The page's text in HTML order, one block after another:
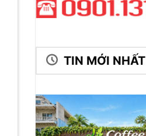
TIN MỚI NHẤT